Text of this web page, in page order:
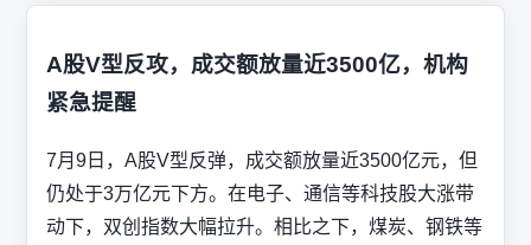
A股V型反攻，成交额放量近3500亿，机构
紧急提醒
7月9日，A股V型反弹，成交额放量近3500亿元，但
仍处于3万亿元下方。在电子、通信等科技股大涨带
动下，双创指数大幅拉升。相比之下，煤炭、钢铁等